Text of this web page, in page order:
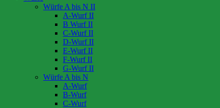
Würfe A bis N II
A-Wurf II
B Wurf II
C-Wurf II
D-Wurf II
E-Wurf II
F-Wurf II
G-Wurf II
Würfe A bis N
A-Wurf
B-Wurf
C-Wurf